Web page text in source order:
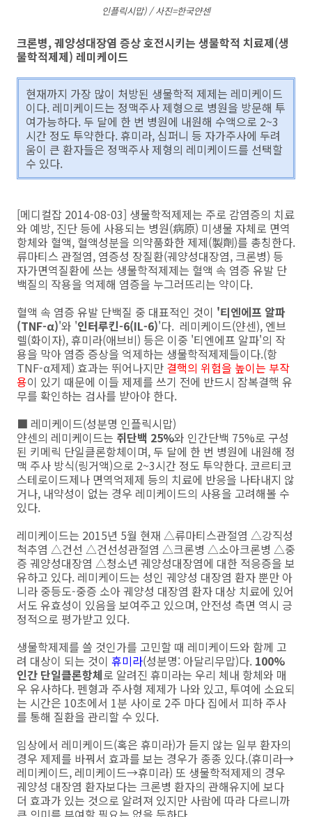
인플릭시맙) / 사진=한국얀센
크론병, 궤양성대장염 증상 호전시키는 생물학적 치료제(생
물학적제제) 레미케이드
현재까지 가장 많이 처방된 생물학적 제제는 레미케이드
이다. 레미케이드는 정맥주사 제형으로 병원을 방문해 투
여가능하다. 두 달에 한 번 병원에 내원해 수액으로 2~3
시간 정도 투약한다. 휴미라, 심퍼니 등 자가주사에 두려
움이 큰 환자들은 정맥주사 제형의 레미케이드를 선택할
수 있다.
[메디컬잡 2014-08-03] 생물학적제제는 주로 감염증의 치료
와 예방, 진단 등에 사용되는 병원(病原) 미생물 자체로 면역
항체와 혈액, 혈액성분을 의약품화한 제제(製劑)를 총칭한다.
류마티스 관절염, 염증성 장질환(궤양성대장염, 크론병) 등
자가면역질환에 쓰는 생물학적제제는 혈액 속 염증 유발 단
백질의 작용을 억제해 염증을 누그러뜨리는 약이다.
혈액 속 염증 유발 단백질 중 대표적인 것이 '티엔에프 알파
(TNF-α)'와 '인터루킨-6(IL-6)'다. 레미케이드(얀센), 엔브
렐(화이자), 휴미라(애브비) 등은 이중 '티엔에프 알파'의 작
용을 막아 염증 증상을 억제하는 생물학적제제들이다.(항
TNF-α제제) 효과는 뛰어나지만 결핵의 위험을 높이는 부작
용이 있기 때문에 이들 제제를 쓰기 전에 반드시 잠복결핵 유
무를 확인하는 검사를 받아야 한다.
■ 레미케이드(성분명 인플릭시맙)
얀센의 레미케이드는 쥐단백 25%와 인간단백 75%로 구성
된 키메릭 단일클론항체이며, 두 달에 한 번 병원에 내원해 정
맥 주사 방식(링거액)으로 2~3시간 정도 투약한다. 코르티코
스테로이드제나 면역억제제 등의 치료에 반응을 나타내지 않
거나, 내약성이 없는 경우 레미케이드의 사용을 고려해볼 수
있다.
레미케이드는 2015년 5월 현재 △류마티스관절염 △강직성
척추염 △건선 △건선성관절염 △크론병 △소아크론병 △중
증 궤양성대장염 △청소년 궤양성대장염에 대한 적응증을 보
유하고 있다. 레미케이드는 성인 궤양성 대장염 환자 뿐만 아
니라 중등도-중증 소아 궤양성 대장염 환자 대상 치료에 있어
서도 유효성이 있음을 보여주고 있으며, 안전성 측면 역시 긍
정적으로 평가받고 있다.
생물학제제를 쓸 것인가를 고민할 때 레미케이드와 함께 고
려 대상이 되는 것이 휴미라(성분명: 아달리무맙)다. 100%
인간 단일클론항체로 알려진 휴미라는 우리 체내 항체와 매
우 유사하다. 펜형과 주사형 제제가 나와 있고, 투여에 소요되
는 시간은 10초에서 1분 사이로 2주 마다 집에서 피하 주사
를 통해 질환을 관리할 수 있다.
임상에서 레미케이드(혹은 휴미라)가 듣지 않는 일부 환자의
경우 제제를 바꿔서 효과를 보는 경우가 종종 있다.(휴미라→
레미케이드, 레미케이드→휴미라) 또 생물학적제제의 경우
궤양성 대장염 환자보다는 크론병 환자의 관해유지에 보다
더 효과가 있는 것으로 알려져 있지만 사람에 따라 다르니까